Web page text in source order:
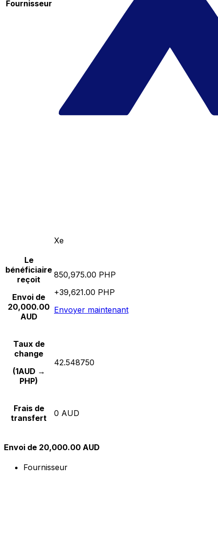
Fournisseur
Xe
Le
bénéficiaire
reçoit
Envoi de
20,000.00
AUD
850,975.00 PHP
+39,621.00 PHP
Envoyer maintenant
Taux de
change
(1AUD →
PHP)
42.548750
Frais de
transfert
0 AUD
Envoi de 20,000.00 AUD
Fournisseur